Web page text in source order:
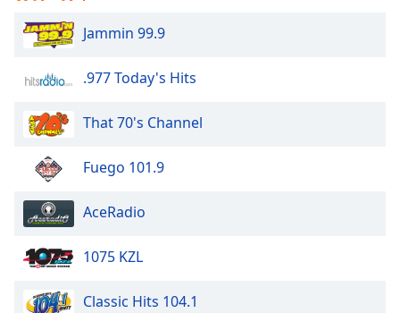
modal
window.
Beginning
dialog
Escape
cancel
and
close
window.
Jammin 99.9
.977 Today's Hits
That 70's Channel
Fuego 101.9
AceRadio
1075 KZL
Classic Hits 104.1